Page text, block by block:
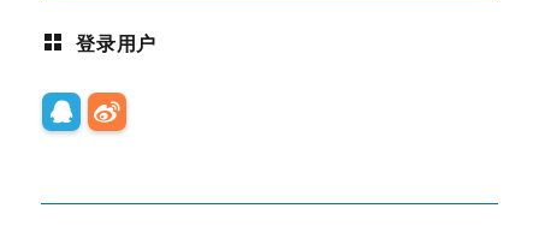
登录用户